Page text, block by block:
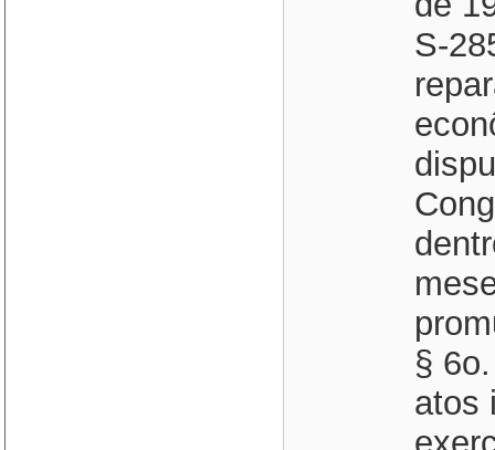
S-
§
atos